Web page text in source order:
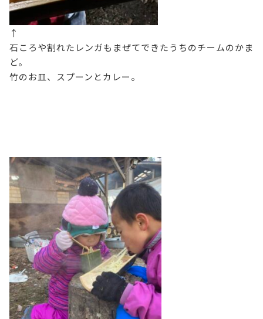
↑
石ころや割れたレンガもまぜてできたうちのチームのかま
ど。
竹のお皿、スプーンとカレー。